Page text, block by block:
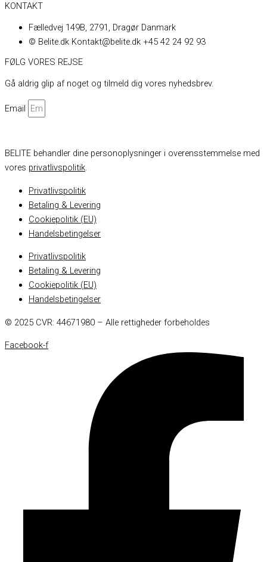
KONTAKT
Fælledvej 149B, 2791, Dragør Danmark
© Belite.dk Kontakt@belite.dk +45 42 24 92 93
FØLG VORES REJSE
Gå aldrig glip af noget og tilmeld dig vores nyhedsbrev.
Email
BELITE behandler dine personoplysninger i overensstemmelse med
vores privatlivspolitik.
Privatlivspolitik
Betaling & Levering
Cookiepolitik (EU)
Handelsbetingelser
Privatlivspolitik
Betaling & Levering
Cookiepolitik (EU)
Handelsbetingelser
© 2025 CVR: 44671980 – Alle rettigheder forbeholdes
Facebook-f